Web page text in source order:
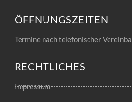
ÖFFNUNGSZEITEN
Termine nach telefonischer
RECHTLICHES
Impressum